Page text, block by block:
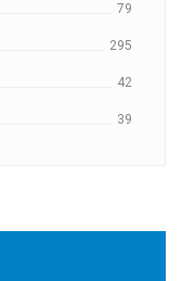
79
295
42
39